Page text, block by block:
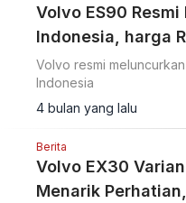
Volvo ES90
Indonesia, harga
Volvo resmi
Indonesia
4 bulan yang lalu
Berita
Volvo EX30
Menarik